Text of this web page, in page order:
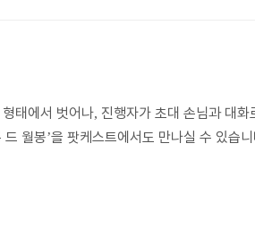
태에서 벗어나, 진행자가 초대 손님과 대
드 월봉’을 팟케스트에서도 만나실 수 있습